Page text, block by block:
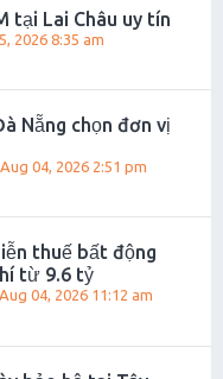
tại Lai Châu uy tín
2026 8:35 am
Nẵng chọn đơn vị
04, 2026 2:51 pm
thuế bất động
từ 9.6 tỷ
04, 2026 11:12 am